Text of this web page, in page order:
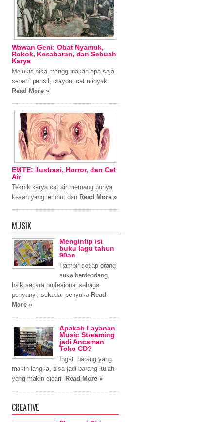
Wawan Geni: Obat Nyamuk,
Rokok, Kesabaran, dan Sebuah
Karya
Melukis bisa menggunakan apa saja
seperti pensil, crayon, cat minyak
Read More »
EMTE: Ilustrasi, Horror, dan Cat
Air
Teknik karya cat air memang punya
kesan yang lembut dan Read More »
MUSIK
Mengintip isi
buku lagu tahun
90an
Hampir setiap orang
suka berdendang,
baik secara profesional sebagai
penyanyi, sekadar penyuka Read
More »
Apakah Layanan
Music Streaming
jadi Ancaman
Toko CD?
Ingat, barang yang
makin langka, bisa jadi barang itulah
yang makin dicari.
Read More »
CREATIVE